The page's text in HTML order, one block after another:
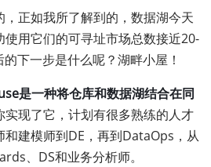
正如我所了解到的，数据湖今天
用它们的可寻址市场总数接近20-
下一步是什么呢？湖畔小屋！
是一种将仓库和数据湖结合在同
实现了它，计划有很多熟练的人才
建模师到DE，再到DataOps，从
、DS和业务分析师。